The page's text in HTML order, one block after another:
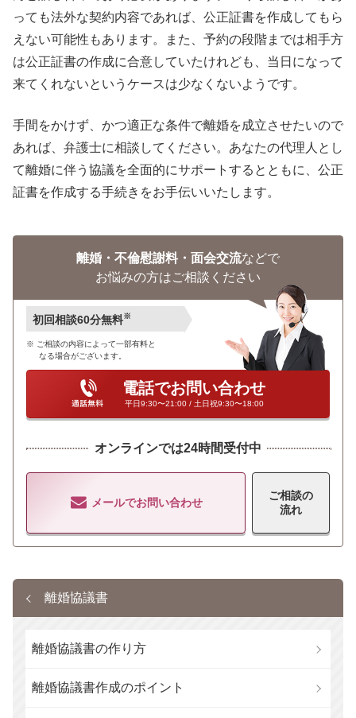
っても法外な契約内容であれば、公正証書を作成してもら
えない可能性もあります。また、予約の段階までは相手方
は公正証書の作成に合意していたけれども、当日になって
来てくれないというケースは少なくないようです。
手間をかけず、かつ適正な条件で離婚を成立させたいので
あれば、弁護士に相談してください。あなたの代理人とし
て離婚に伴う協議を全面的にサポートするとともに、公正
証書を作成する手続きをお手伝いいたします。
離婚・不倫慰謝料・面会交流などで
お悩みの方はご相談ください
初回相談60分無料※
ご相談の内容によって一部有料と
なる場合がございます。
電話でお問い合わせ
平日9:30〜21:00 / 土日祝9:30〜18:00
オンラインでは24時間受付中
メールでお問い合わせ
ご相談の
流れ
離婚協議書
離婚協議書の作り方
離婚協議書作成のポイント